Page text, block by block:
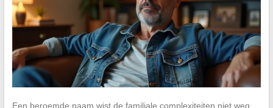
Een beroemde naam wist de familiale complexiteiten niet weg.